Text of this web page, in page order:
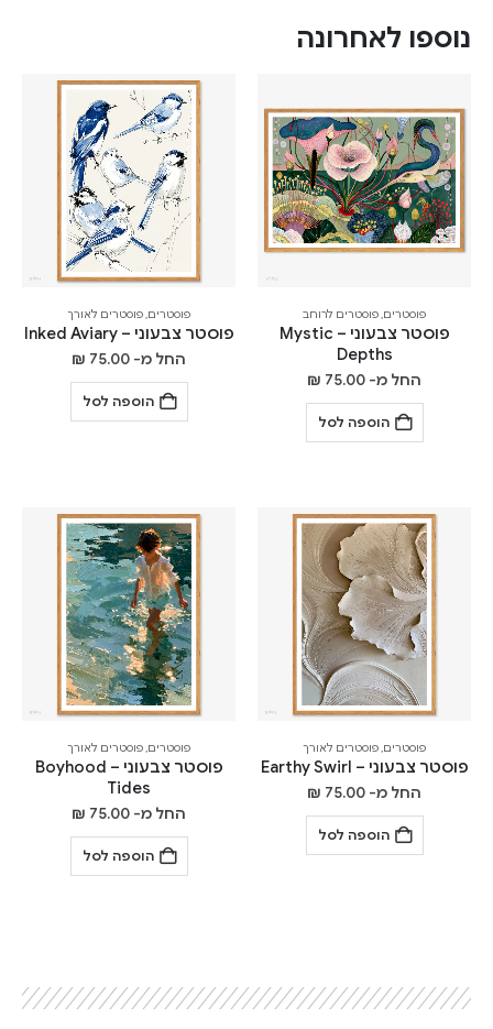
נוספו לאחרונה
פוסטרים,פוסטרים לרוחב
פוסטר צבעוני – Mystic
Depths
החל מ- ₪ 75.00
הוספה לסל
פוסטרים,פוסטרים לאורך
פוסטר צבעוני – Inked Aviary
החל מ- ₪ 75.00
הוספה לסל
פוסטרים,פוסטרים לאורך
פוסטר צבעוני – Earthy Swirl
החל מ- ₪ 75.00
הוספה לסל
פוסטרים,פוסטרים לאורך
פוסטר צבעוני – Boyhood
Tides
החל מ- ₪ 75.00
הוספה לסל